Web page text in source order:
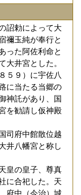
詔勅によって大
禰玉純が奉行と
った阿佐利命と
大井宮とした。
５９）に宇佐八
に当たる当郷の
神託があり、国
を勧請し仮神殿
司府中館散位越
井八幡宮と称し
皇の皇子、尊真
に合祀した。天
府中（今治）城